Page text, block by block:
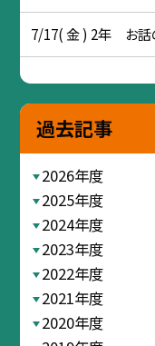
7/17( 金 ) 2年 お話
過去記事
2026年度
2025年度
2024年度
2023年度
2022年度
2021年度
2020年度